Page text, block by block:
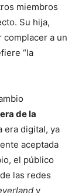
miembros
Su hija,
complacer a un
“la
de la
era digital, ya
aceptada
el público
las redes
y